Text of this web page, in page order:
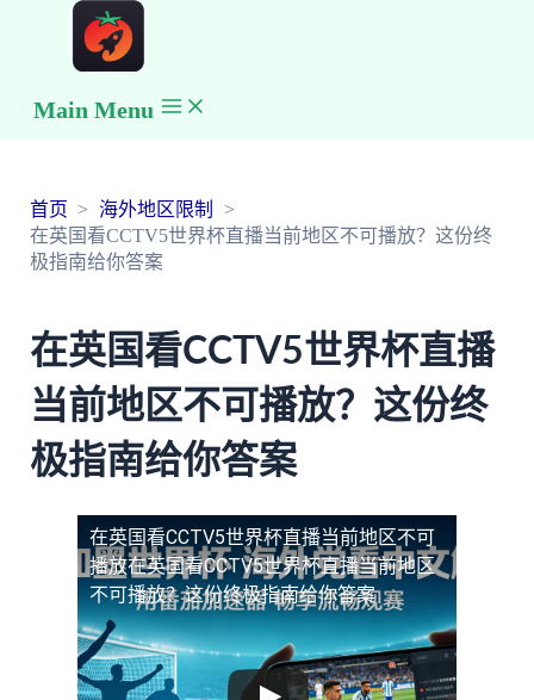
Main Menu
首页
海外地区限制
在英国看CCTV5世界杯直播当前地区不可播放？这份终
极指南给你答案
在英国看CCTV5世界杯直播
当前地区不可播放？这份终
极指南给你答案
在英国看CCTV5世界杯直播当前地区不可
播放在英国看CCTV5世界杯直播当前地区
不可播放？这份终极指南给你答案